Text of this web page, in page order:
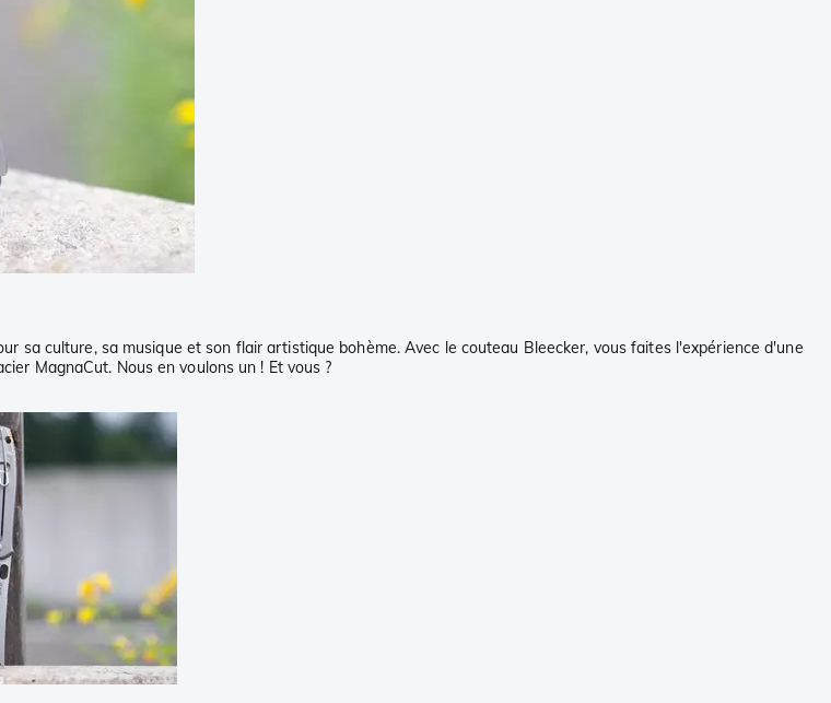
sa culture, sa musique et son flair artistique bohème. Avec le couteau Bleecker, vous faites l'expérience d'une
MagnaCut. Nous en voulons un ! Et vous ?